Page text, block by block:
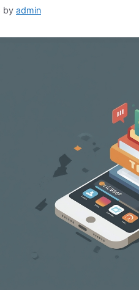
by admin